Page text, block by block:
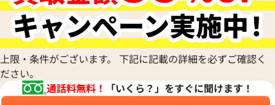
ルイ・ヴィトン モノグラムジャイアント
バムバッグ ボディバッグ M44611
参考買取価格
168,000円
2025年8月17日時点
ルイ・ヴィトン
スカバリーバムバ
M46036
参考買取価格
166,000円
2025年7月3日時点
ハ行
マ行
ヤ行
上限・条件がございます。 下記に記載の詳細を必ずご確認く
ださい。
通話料無料！
「いくら？」をすぐに聞けます！